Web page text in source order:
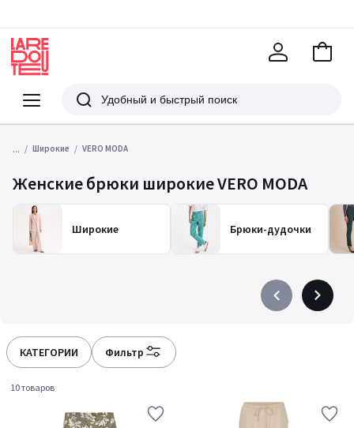
Меню
Redoute
Поиск
В
... Широкие VERO MODA
Женские брюки широкие VERO MODA
Широкие Брюки-дудочки
PrécédentSuivant
КАТЕГОРИИ Фильтр
10 товаров